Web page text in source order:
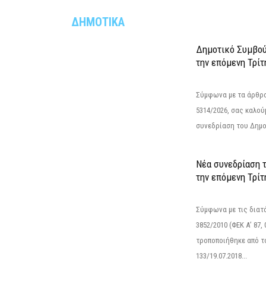
ΔΗΜΟΤΙΚΑ
Δημοτικό
την επόμενη
Σύμφωνα με τα
5314/2026, σας
συνεδρίαση του
Νέα συνεδρίαση
την επόμενη
Σύμφωνα με τις
3852/2010 (ΦΕΚ Α’ 87,
τροποποιήθηκε από
133/19.07.2018...